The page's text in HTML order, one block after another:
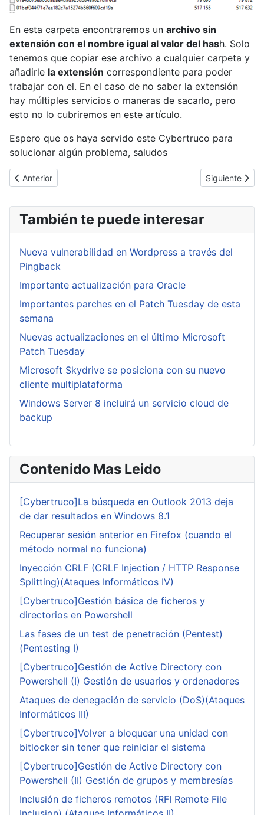
En esta carpeta encontraremos un archivo sin
extensión con el nombre igual al valor del hash. Solo
tenemos que copiar ese archivo a cualquier carpeta y
añadirle la extensión correspondiente para poder
trabajar con el. En el caso de no saber la extensión
hay múltiples servicios o maneras de sacarlo, pero
esto no lo cubriremos en este artículo.
Espero que os haya servido este Cybertruco para
solucionar algún problema, saludos
Artículo anterior: [Cybertruco]Creando una red virtual, subnets
Anterior Artículo
Siguiente
También te puede interesar
Nueva vulnerabilidad en Wordpress a través del
Pingback
Importante actualización para Oracle
Importantes parches en el Patch Tuesday de esta
semana
Nuevas actualizaciones en el último Microsoft
Patch Tuesday
Microsoft Skydrive se posiciona con su nuevo
cliente multiplataforma
Windows Server 8 incluirá un servicio cloud de
backup
Contenido Mas Leido
[Cybertruco]La búsqueda en Outlook 2013 deja
de dar resultados en Windows 8.1
Recuperar sesión anterior en Firefox (cuando el
método normal no funciona)
Inyección CRLF (CRLF Injection / HTTP Response
Splitting)(Ataques Informáticos IV)
[Cybertruco]Gestión básica de ficheros y
directorios en Powershell
Las fases de un test de penetración (Pentest)
(Pentesting I)
[Cybertruco]Gestión de Active Directory con
Powershell (I) Gestión de usuarios y ordenadores
Ataques de denegación de servicio (DoS)(Ataques
Informáticos III)
[Cybertruco]Volver a bloquear una unidad con
bitlocker sin tener que reiniciar el sistema
[Cybertruco]Gestión de Active Directory con
Powershell (II) Gestión de grupos y membresías
Inclusión de ficheros remotos (RFI Remote File